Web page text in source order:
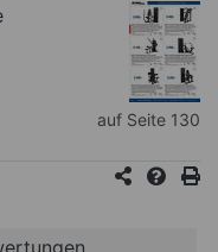
auf Seite 130